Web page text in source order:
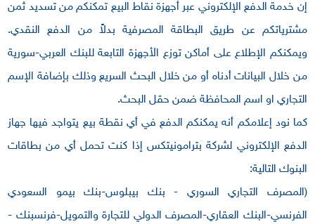
إن خدمة الدفع الإلكتروني عبر أجهزة نقاط البيع تمكنكم من تسديد ثمن
مشترياتكم عن طريق البطاقة المصرفية بدلاً من الدفع النقدي.
ويمكنكم الإطلاع على أماكن توزع الأجهزة التابعة للبنك العربي-سورية
من خلال البيانات أدناه أو من خلال البحث السريع وذلك بإضافة الإسم
التجاري او اسم المحافظة ضمن حقل البحث.
كما نود إعلامكم أنه يمكنكم الدفع في أي نقطة بيع يتواجد فيها جهاز
الدفع الإلكتروني لشركة بترامونيتكس إذا كنت تحمل أي من بطاقات
البنوك التالية:
(المصرف التجاري السوري - بنك بيبلوس-بنك بيمو السعودي
الفرنسي-البنك العقاري-المصرف الدولي للتجارة والتمويل-فرنسبنك -